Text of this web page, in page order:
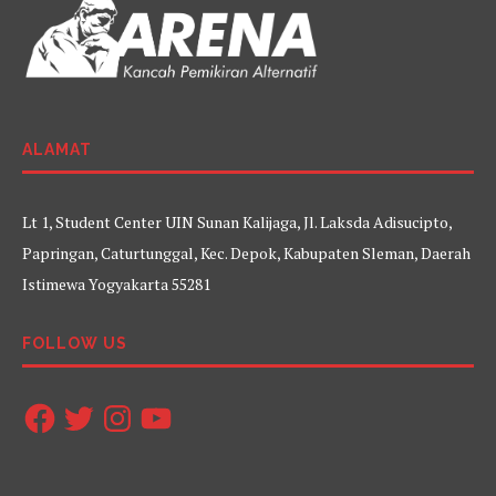
ALAMAT
Lt 1, Student Center UIN Sunan Kalijaga, Jl. Laksda Adisucipto,
Papringan, Caturtunggal, Kec. Depok, Kabupaten Sleman, Daerah
Istimewa Yogyakarta 55281
FOLLOW US
FacebookTwitterInstagram
YouTube